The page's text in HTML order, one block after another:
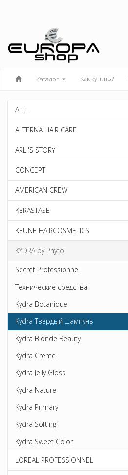
Каталог Как купить?
A.L.L.
ALTERNA HAIR CARE
ARLI'S STORY
CONCEPT
AMERICAN CREW
KERASTASE
KEUNE HAIRCOSMETICS
KYDRA by Phyto
Secret Professionnel
Технические средства
Kydra Botanique
Kydra Твердый шампунь
Kydra Blonde Beauty
Kydra Creme
Kydra Jelly Gloss
Kydra Nature
Kydra Primary
Kydra Softing
Kydra Sweet Color
LOREAL PROFESSIONNEL